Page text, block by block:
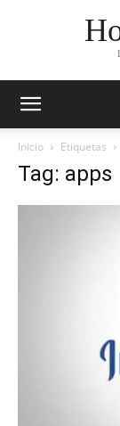
Inicio Etiquetas
Tag: apps